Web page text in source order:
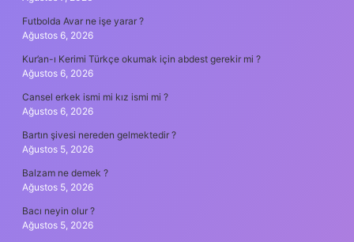
Futbolda Avar ne işe yarar ?
Ağustos 6, 2026
Kur’an-ı Kerimi Türkçe okumak için abdest gerekir mi ?
Ağustos 6, 2026
Cansel erkek ismi mi kız ismi mi ?
Ağustos 6, 2026
Bartın şivesi nereden gelmektedir ?
Ağustos 5, 2026
Balzam ne demek ?
Ağustos 5, 2026
Bacı neyin olur ?
Ağustos 5, 2026